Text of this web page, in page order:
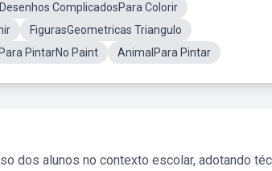
Desenhos ComplicadosPara Colorir
FigurasGeometricas Triangulo
PintarNo Paint AnimalPara Pintar
dos alunos no contexto escolar, adotando